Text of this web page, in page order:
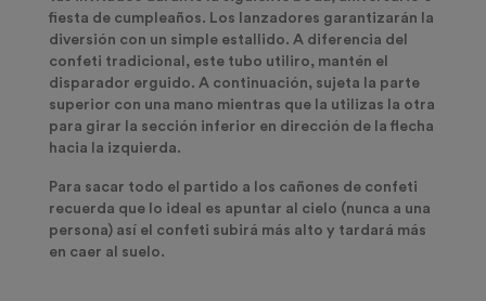
fiesta de cumpleaños. Los lanzadores garantizarán la
diversión con un simple estallido. A diferencia del
confeti tradicional, este tubo utiliro, mantén el
disparador erguido. A continuación, sujeta la parte
superior con una mano mientras que la utilizas la otra
para girar la sección inferior en dirección de la flecha
hacia la izquierda.
Para sacar todo el partido a los cañones de confeti
recuerda que lo ideal es apuntar al cielo (nunca a una
persona) así el confeti subirá más alto y tardará más
en caer al suelo.